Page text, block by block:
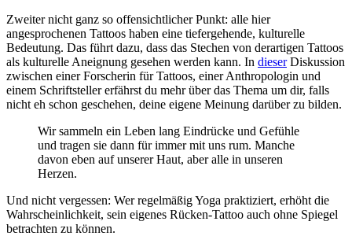
Zweiter nicht ganz so offensichtlicher Punkt: alle hier
angesprochenen Tattoos haben eine tiefergehende, kulturelle
Bedeutung. Das führt dazu, dass das Stechen von derartigen Tattoos
als kulturelle Aneignung gesehen werden kann. In dieserDiskussion
zwischen einer Forscherin für Tattoos, einer Anthropologin und
einem Schriftsteller erfährst du mehr über das Thema um dir, falls
nicht eh schon geschehen, deine eigene Meinung darüber zu bilden.
Wir sammeln ein Leben lang Eindrücke und Gefühle
und tragen sie dann für immer mit uns rum. Manche
davon eben auf unserer Haut, aber alle in unseren
Herzen.
Und nicht vergessen: Wer regelmäßig Yoga praktiziert, erhöht die
Wahrscheinlichkeit, sein eigenes Rücken-Tattoo auch ohne Spiegel
betrachten zu können.